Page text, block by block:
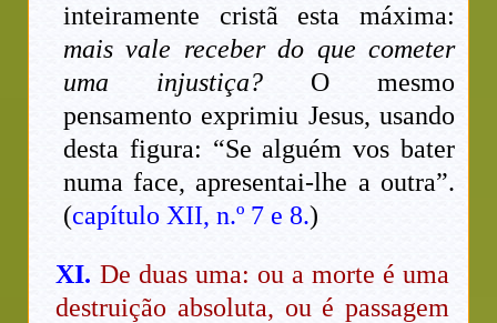
inteiramente cristã esta máxima:
mais vale receber do que cometer
uma injustiça?O mesmo
pensamento exprimiu Jesus, usando
desta figura: “Se alguém vos bater
numa face, apresentai-lhe a outra”.
(capítulo XII, n.º 7 e 8.)
XI. De duas uma: ou a morte é uma
destruição absoluta, ou é passagem